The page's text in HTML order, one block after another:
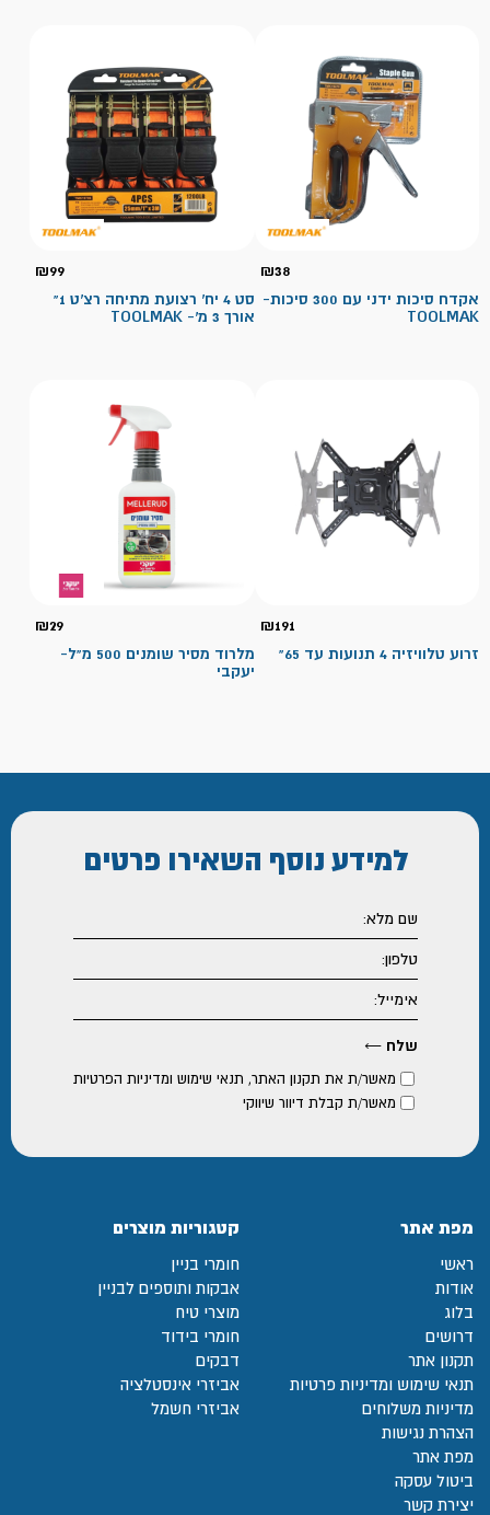
₪38
אקדח סיכות ידני עם 300 סיכות-
TOOLMAK
₪99
סט 4 יח' רצועת מתיחה רצ'ט 1"
אורך 3 מ'- TOOLMAK
₪191
זרוע טלוויזיה 4 תנועות עד 65"
₪29
מלרוד מסיר שומנים 500 מ"ל-
יעקבי
למידע נוסף השאירו פרטים
מאשר/ת את תקנון האתר, תנאי שימוש ומדיניות הפרטיות
מאשר/ת קבלת דיוור שיווקי
מפת אתר
ראשי
אודות
בלוג
דרושים
תקנון אתר
תנאי שימוש ומדיניות פרטיות
מדיניות משלוחים
הצהרת נגישות
מפת אתר
ביטול עסקה
יצירת קשר
קטגוריות מוצרים
חומרי בניין
אבקות ותוספים לבניין
מוצרי טיח
חומרי בידוד
דבקים
אביזרי אינסטלציה
אביזרי חשמל